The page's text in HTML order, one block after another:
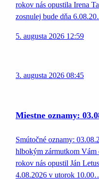
rokov nás opustila Irena
zosnulej bude dňa
5. augusta 2026 12:59
3. augusta 2026 08:45
Miestne oznamy:
Smútočné oznamy:
hlbokým zármutkom Vám
rokov nás opustil Ján
4.08.2026 v utorok